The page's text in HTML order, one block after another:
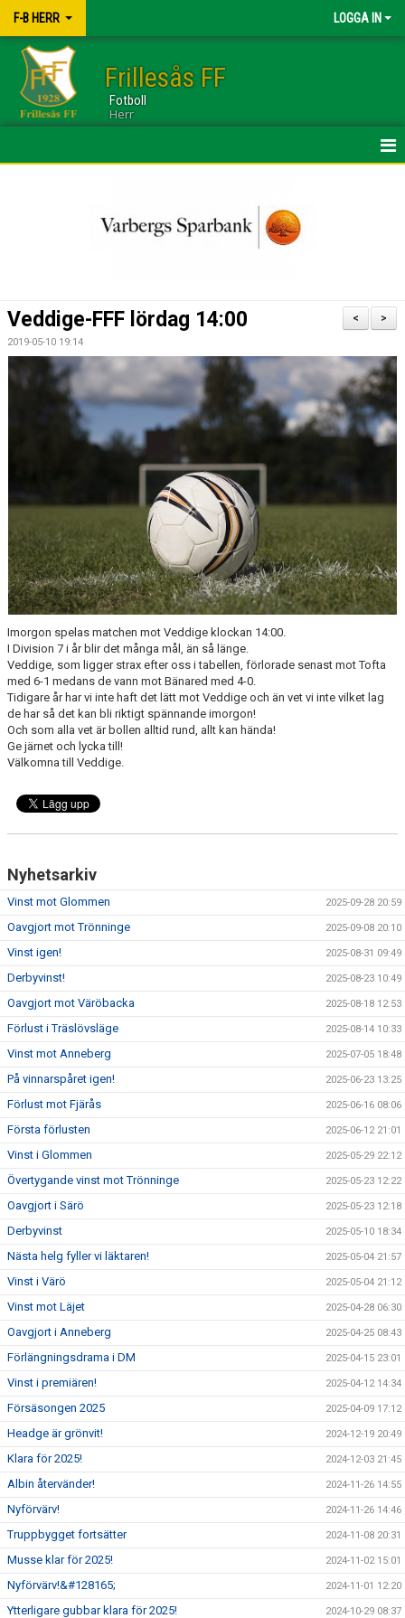
F-B HERR LOGGA IN
Frillesås FF
Fotboll
Herr
BILDGALLERI
DOKUMENT
MARATONTABELL
SPELARRÅDET
>
<
Veddige-FFF lördag 14:00
2019-05-10 19:14
Imorgon spelas matchen mot Veddige klockan 14:00.
I Division 7 i år blir det många mål, än så länge.
Veddige, som ligger strax efter oss i tabellen, förlorade senast mot Tofta
med 6-1 medans de vann mot Bänared med 4-0.
Tidigare år har vi inte haft det lätt mot Veddige och än vet vi inte vilket lag
de har så det kan bli riktigt spännande imorgon!
Och som alla vet är bollen alltid rund, allt kan hända!
Ge järnet och lycka till!
Välkomna till Veddige.
Nyhetsarkiv
Vinst mot Glommen 2025-09-28 20:59
Oavgjort mot Trönninge 2025-09-08 20:10
Vinst igen! 2025-08-31 09:49
Derbyvinst! 2025-08-23 10:49
Oavgjort mot Väröbacka 2025-08-18 12:53
Förlust i Träslövsläge 2025-08-14 10:33
Vinst mot Anneberg 2025-07-05 18:48
På vinnarspåret igen! 2025-06-23 13:25
Förlust mot Fjärås 2025-06-16 08:06
Första förlusten 2025-06-12 21:01
Vinst i Glommen 2025-05-29 22:12
Övertygande vinst mot Trönninge 2025-05-23 12:22
Oavgjort i Särö 2025-05-23 12:18
Derbyvinst 2025-05-10 18:34
Nästa helg fyller vi läktaren! 2025-05-04 21:57
Vinst i Värö 2025-05-04 21:12
Vinst mot Läjet 2025-04-28 06:30
Oavgjort i Anneberg 2025-04-25 08:43
Förlängningsdrama i DM 2025-04-15 23:01
Vinst i premiären! 2025-04-12 14:34
Försäsongen 2025 2025-04-09 17:12
Headge är grönvit! 2024-12-19 20:49
Klara för 2025! 2024-12-03 21:45
Albin återvänder! 2024-11-26 14:55
Nyförvärv! 2024-11-26 14:46
Truppbygget fortsätter 2024-11-08 20:31
Musse klar för 2025! 2024-11-02 15:01
Nyförvärv!&#128165; 2024-11-01 12:20
Ytterligare gubbar klara för 2025! 2024-10-29 08:37